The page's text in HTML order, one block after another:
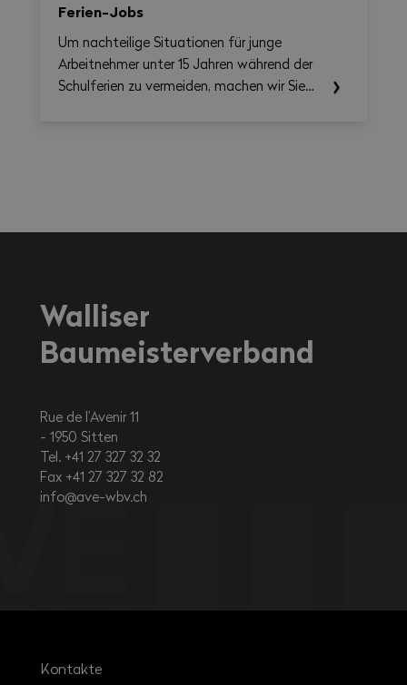
Ferien-Jobs
Um nachteilige Situationen für junge
Arbeitnehmer unter 15 Jahren während der
Schulferien zu vermeiden, machen wir Sie
Walliser
Baumeisterverband
Rue de l’Avenir 11
1950 Sitten
Tel. +41 27 327 32 32
Fax +41 27 327 32 82
info@ave-wbv.ch
Kontakte